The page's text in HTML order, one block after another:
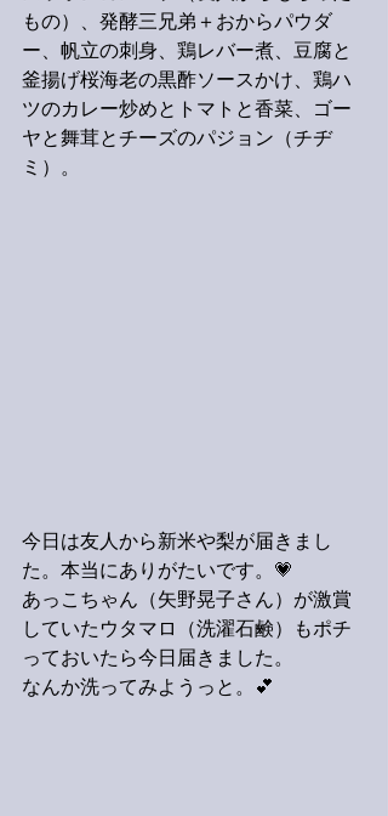
もの）、発酵三兄弟＋おからパウダ
ー、帆立の刺身、鶏レバー煮、豆腐と
釜揚げ桜海老の黒酢ソースかけ、鶏ハ
ツのカレー炒めとトマトと香菜、ゴー
ヤと舞茸とチーズのパジョン（チヂ
ミ）。
今日は友人から新米や梨が届きまし
た。本当にありがたいです。💗
あっこちゃん（矢野晃子さん）が激賞
していたウタマロ（洗濯石鹸）もポチ
っておいたら今日届きました。
なんか洗ってみようっと。💕